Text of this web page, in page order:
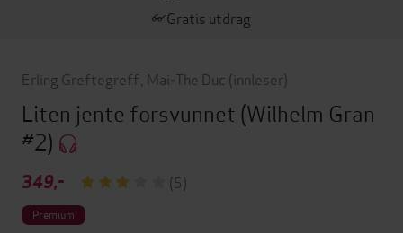
Gratis utdrag
Erling Greftegreff Mai-The Duc (innleser)
Liten jente forsvunnet (Wilhelm Gran
#2)
349,- (5)
Premium